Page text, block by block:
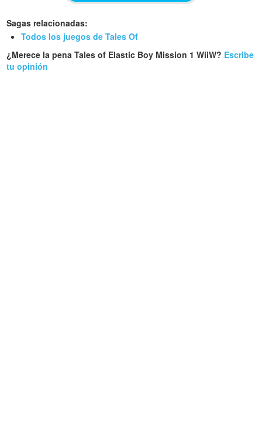
Sagas relacionadas:
Todos los juegos de Tales Of
¿Merece la pena Tales of Elastic Boy Mission 1 WiiW? Escribe
tu opinión